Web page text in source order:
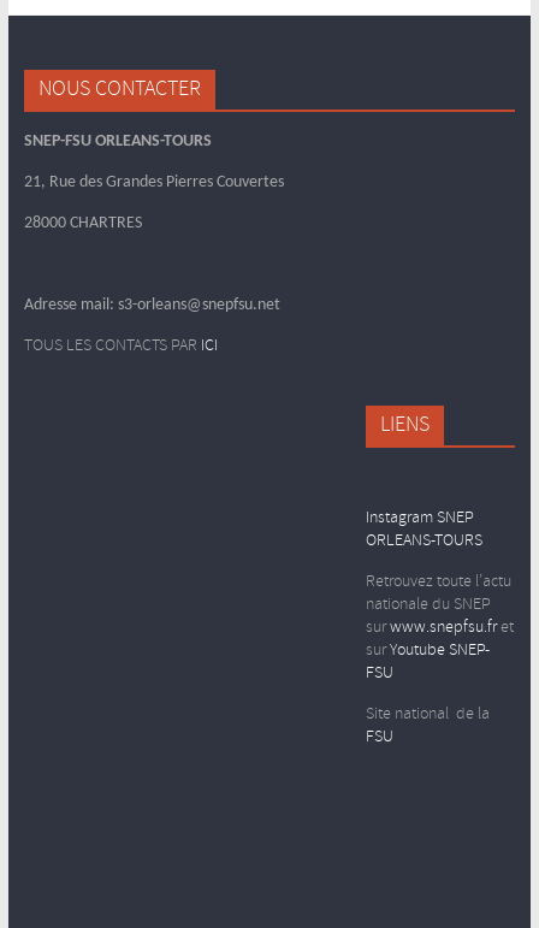
NOUS CONTACTER
SNEP-FSU ORLEANS-TOURS
21, Rue des Grandes Pierres Couvertes
28000 CHARTRES
Adresse mail: s3-orleans@snepfsu.net
TOUS LES CONTACTS PAR ICI
LIENS
Instagram SNEP
ORLEANS-TOURS
Retrouvez toute l’actu
nationale du SNEP
surwww.snepfsu.fret
surYoutube SNEP-
FSU
Site national de la
FSU